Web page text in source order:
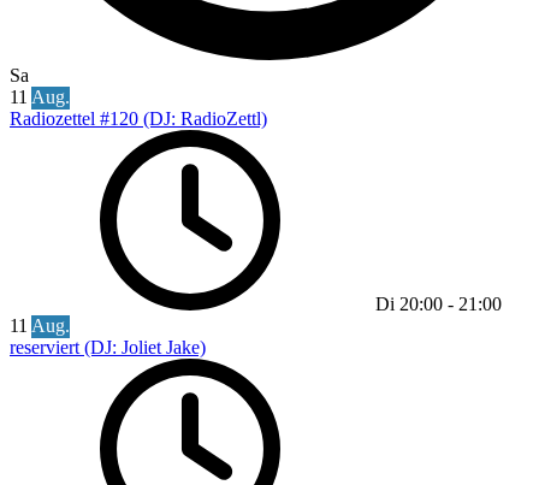
Sa
11 Aug.
Radiozettel #120 (DJ: RadioZettl)
Di 20:00 - 21:00
11 Aug.
reserviert (DJ: Joliet Jake)